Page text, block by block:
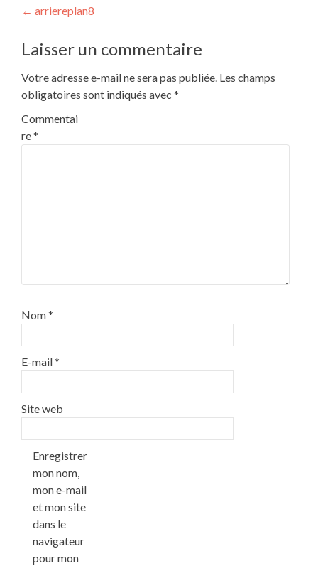
Post
navigation
← arriereplan8
Laisser un commentaire
Votre adresse e-mail ne sera pas publiée. Les champs
obligatoires sont indiqués avec *
Commentai
re*
Nom*
E-mail*
Site web
Enregistrer
mon nom,
mon e-mail
et mon site
dans le
navigateur
pour mon